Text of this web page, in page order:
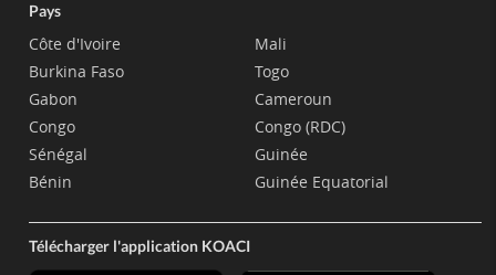
Pays
Côte d'Ivoire
Burkina Faso
Gabon
Congo
Sénégal
Bénin
Mali
Togo
Cameroun
Congo (RDC)
Guinée
Guinée Equatorial
Télécharger l'application KOACI